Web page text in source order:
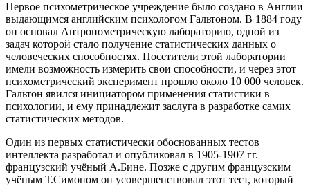
Первое психометрическое учреждение было создано в Англии
выдающимся английским психологом Гальтоном. В 1884 году
он основал Антропометрическую лабораторию, одной из
задач которой стало получение статистических данных о
человеческих способностях. Посетители этой лаборатории
имели возможность измерить свои способности, и через этот
психометрический эксперимент прошло около 10 000 человек.
Гальтон явился инициатором применения статистики в
психологии, и ему принадлежит заслуга в разработке самих
статистических методов.
Один из первых статистически обоснованных тестов
интеллекта разработал и опубликовал в 1905-1907 гг.
французский учёный А.Бине. Позже с другим французским
учёным Т.Симоном он усовершенствовал этот тест, который